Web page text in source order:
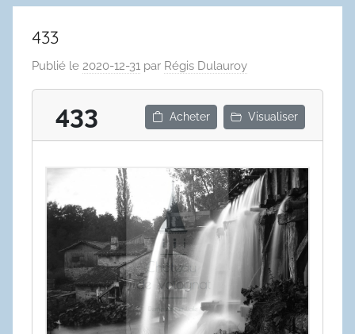
433
Publié le 2020-12-31 par Régis Dulauroy
433 Acheter Visualiser